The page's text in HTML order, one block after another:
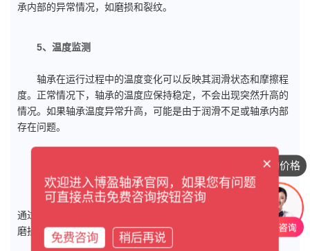
承内部的异常情况，如磨损和裂纹。
5、温度监测
轴承在运行过程中的温度变化可以反映其润滑状态和摩擦程
度。正常情况下，轴承的温度应保持稳定，不会出现突然升高的
情况。如果轴承温度异常升高，可能是由于润滑不足或轴承内部
存在问题。
对轴承润滑油的分析可以提供轴承磨损和污染情况的信息。
通过检测润滑油中的金属颗粒、污染物含量等，可以判断轴承的
磨损程度和清洁度，从而评估轴承的健康状况。
想咨询具体的价格
×
欢迎进入博盈轴承官网，如果您有问题
可直接点击免费咨询按钮咨询
免费咨询 稍后再说